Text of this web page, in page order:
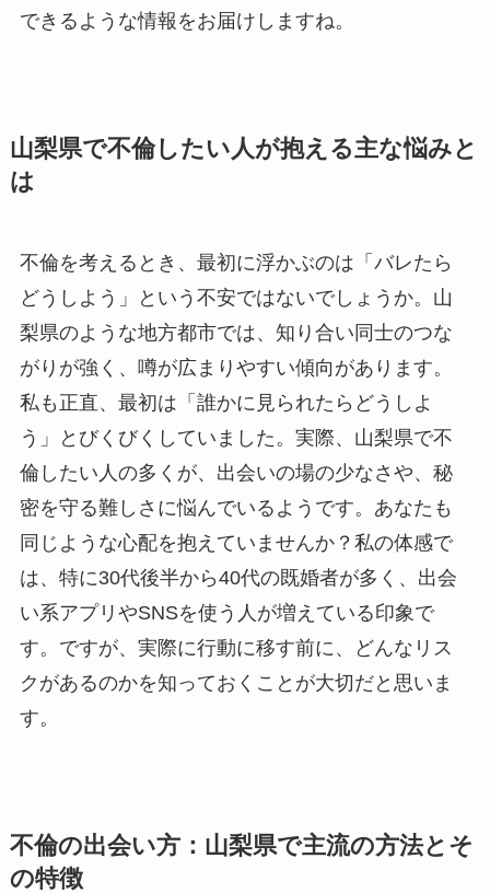
できるような情報をお届けしますね。
山梨県で不倫したい人が抱える主な悩みと
は
不倫を考えるとき、最初に浮かぶのは「バレたら
どうしよう」という不安ではないでしょうか。山
梨県のような地方都市では、知り合い同士のつな
がりが強く、噂が広まりやすい傾向があります。
私も正直、最初は「誰かに見られたらどうしよ
う」とびくびくしていました。実際、山梨県で不
倫したい人の多くが、出会いの場の少なさや、秘
密を守る難しさに悩んでいるようです。あなたも
同じような心配を抱えていませんか？私の体感で
は、特に30代後半から40代の既婚者が多く、出会
い系アプリやSNSを使う人が増えている印象で
す。ですが、実際に行動に移す前に、どんなリス
クがあるのかを知っておくことが大切だと思いま
す。
不倫の出会い方：山梨県で主流の方法とそ
の特徴